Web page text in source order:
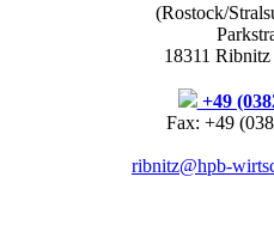
(Rostock/
18311
+49
Fax: +49
ribnitz@hpb-